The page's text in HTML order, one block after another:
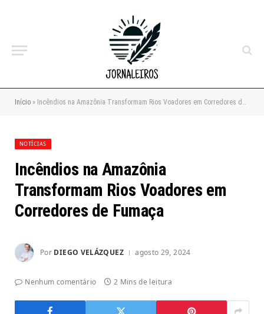
Início » Incêndios na Amazônia Transformam Rios Voadores em Corredores de Fumaça
NOTÍCIAS
Incêndios na Amazônia
Transformam Rios Voadores em
Corredores de Fumaça
Por DIEGO VELÁZQUEZ agosto 29, 2024
Nenhum comentário 2 Mins de leitura